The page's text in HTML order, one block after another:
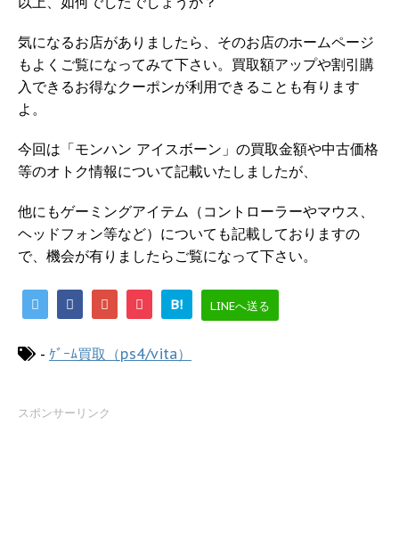
気になるお店がありましたら、そのお店のホームページ
もよくご覧になってみて下さい。買取額アップや割引購
入できるお得なクーポンが利用できることも有ります
よ。
今回は「モンハン アイスボーン」の買取金額や中古価格
等のオトク情報について記載いたしましたが、
他にもゲーミングアイテム（コントローラーやマウス、
ヘッドフォン等など）についても記載しておりますの
で、機会が有りましたらご覧になって下さい。
B! LINEへ送る
- ｹﾞｰﾑ買取（ps4/vita）
スポンサーリンク